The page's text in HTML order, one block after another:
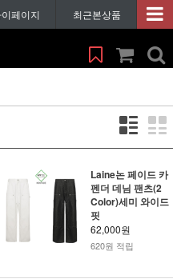
페이지 최근본상품
Laine논 페이드 카
펜더 데님 팬츠(2
Color)세미 와이드
핏
62,000원
620원 적립